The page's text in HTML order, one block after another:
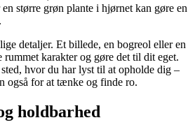
større grøn plante i hjørnet kan gøre en
detaljer. Et billede, en bogreol eller en
karakter og gøre det til dit eget.
hvor du har lyst til at opholde dig –
også for at tænke og finde ro.
holdbarhed